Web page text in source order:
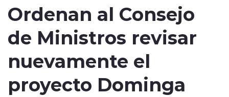
Ordenan al Consejo
de Ministros revisar
nuevamente el
proyecto Dominga